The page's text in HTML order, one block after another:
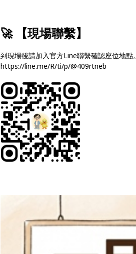
🚀 【現場聯繫】
到現場後請加入官方Line聯繫確認座位地點。
https://line.me/R/ti/p/@409rtneb